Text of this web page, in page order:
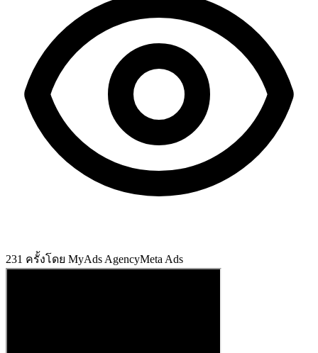
231 ครั้งโดย MyAds AgencyMeta Ads